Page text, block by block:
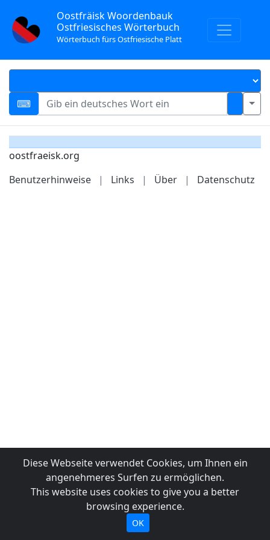
Oostfräisk Woordenbauk
Ostfriesisches Wörterbuch
Wörterbuch fürs Ostfriesische Platt
oostfraeisk.org
Benutzerhinweise
| Links | Über | Datenschutz
Diese Webseite verwendet Cookies, um Ihnen ein
angenehmeres Surfen zu ermöglichen.
This website uses cookies to give you a better
browsing experience.
OK